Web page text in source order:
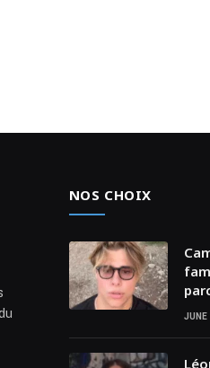
NOS CHOIX
JUNE